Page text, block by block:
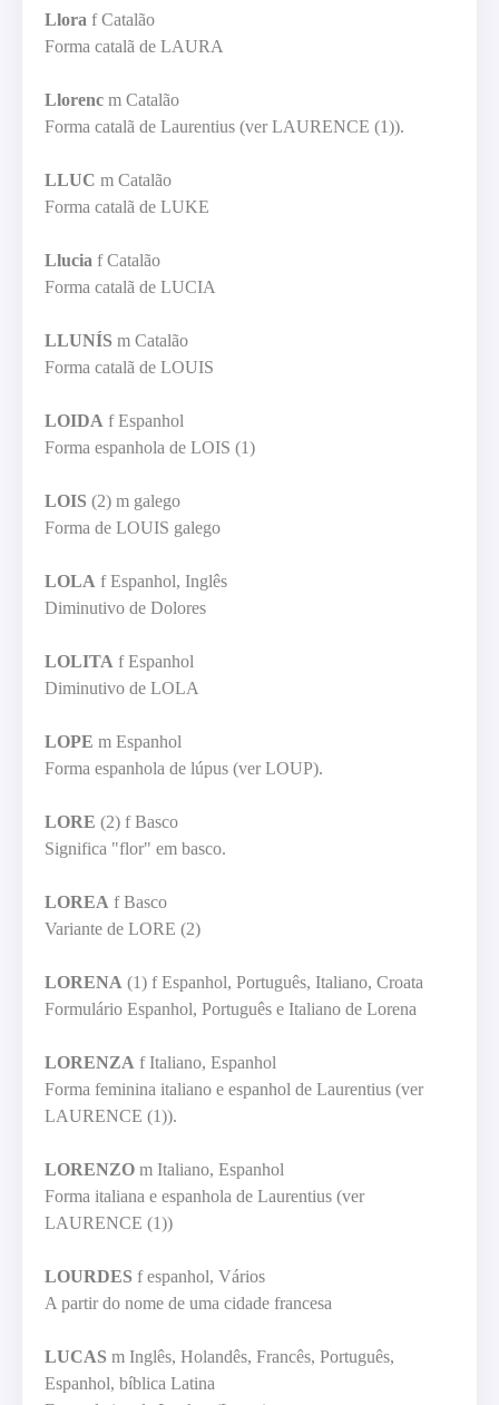
Llora f Catalão
Forma catalã de LAURA
Llorenc m Catalão
Forma catalã de Laurentius (ver LAURENCE (1)).
LLUC m Catalão
Forma catalã de LUKE
Llucia f Catalão
Forma catalã de LUCIA
LLUNÍS m Catalão
Forma catalã de LOUIS
LOIDA f Espanhol
Forma espanhola de LOIS (1)
LOIS (2) m galego
Forma de LOUIS galego
LOLA f Espanhol, Inglês
Diminutivo de Dolores
LOLITA f Espanhol
Diminutivo de LOLA
LOPE m Espanhol
Forma espanhola de lúpus (ver LOUP).
LORE (2) f Basco
Significa "flor" em basco.
LOREA f Basco
Variante de LORE (2)
LORENA (1) f Espanhol, Português, Italiano, Croata
Formulário Espanhol, Português e Italiano de Lorena
LORENZA f Italiano, Espanhol
Forma feminina italiano e espanhol de Laurentius (ver
LAURENCE (1)).
LORENZO m Italiano, Espanhol
Forma italiana e espanhola de Laurentius (ver
LAURENCE (1))
LOURDES f espanhol, Vários
A partir do nome de uma cidade francesa
LUCAS m Inglês, Holandês, Francês, Português,
Espanhol, bíblica Latina